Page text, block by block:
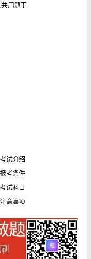
用题干
试介绍
考条件
试科目
意事项